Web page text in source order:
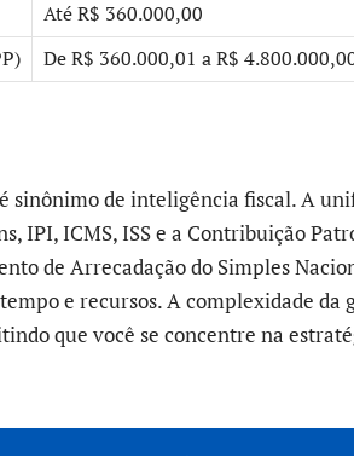
Até R$ 360.000,00
De R$ 360.000,01 a R$
sinônimo de inteligência fiscal. A
IPI, ICMS, ISS e a Contribuição
de Arrecadação do Simples
e recursos. A complexidade da
que você se concentre na